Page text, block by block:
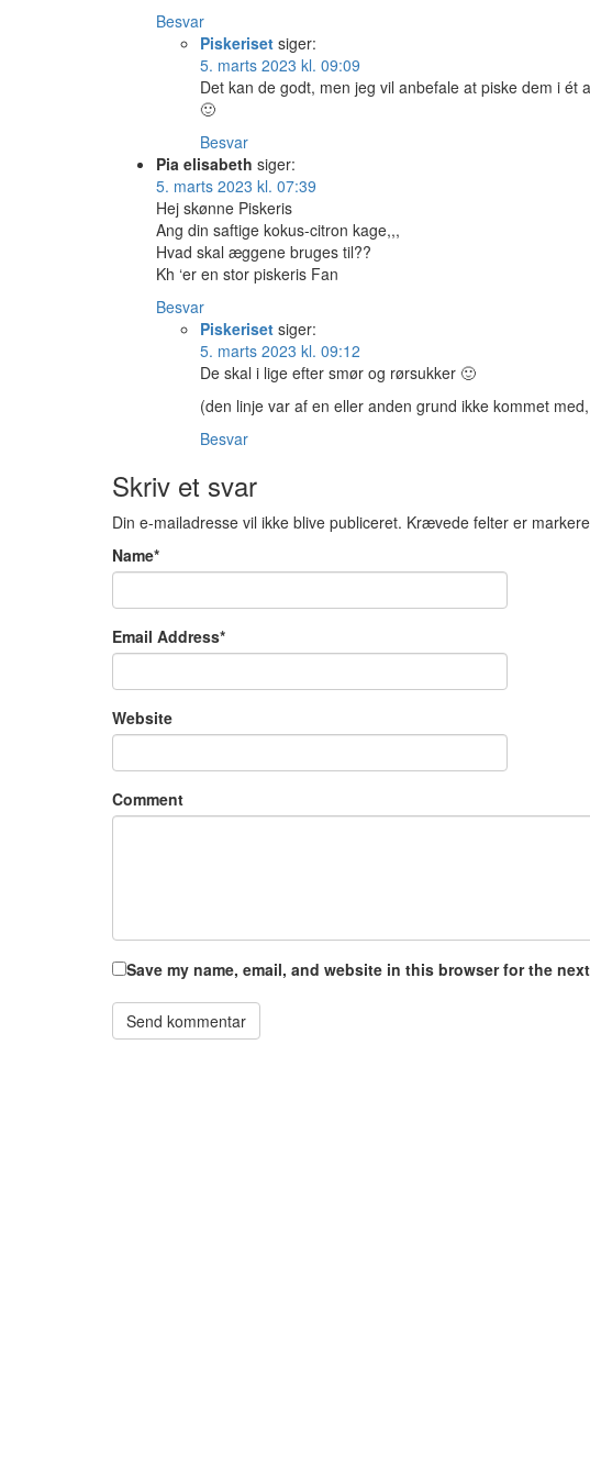
Besvar
Piskeriset siger:
5. marts 2023 kl. 09:09
Det kan de godt, men jeg vil anbefale at piske dem i
🙂
Besvar
Pia elisabeth siger:
5. marts 2023 kl. 07:39
Hej skønne Piskeris
Ang din saftige kokus-citron kage,,,
Hvad skal æggene bruges til??
Kh ‘er en stor piskeris Fan
Besvar
Piskeriset siger:
5. marts 2023 kl. 09:12
De skal i lige efter smør og rørsukker 🙂
(den linje var af en eller anden grund ikke kommet
Besvar
Skriv et svar
Din e-mailadresse vil ikke blive publiceret. Krævede felter er
Name*
Email Address*
Website
Comment
Save my name, email, and website in this browser for the